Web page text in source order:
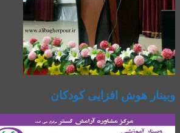
وبینار هوش افزایی کودکان